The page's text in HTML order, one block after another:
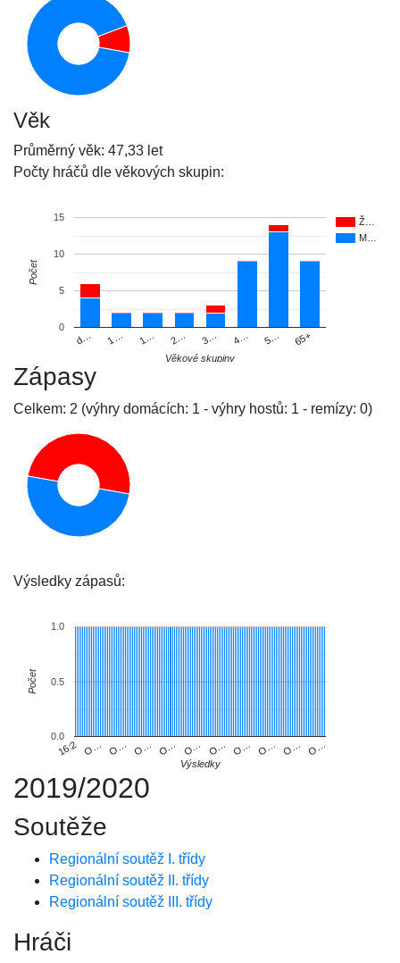
Věk
Průměrný věk: 47,33 let
Počty hráčů dle věkových skupin:
Ž…
M…
d… 1… 1… 2… 3… 4… 5… 65+
0
5
10
15
Věkové skupiny
Počet
Zápasy
Celkem: 2 (výhry domácích: 1 - výhry hostů: 1 - remízy: 0)
Výsledky zápasů:
16:2 O… O… O… O… O… O… O… O… O… O…
0.0
0.5
1.0
Výsledky
Počet
2019/2020
Soutěže
Regionální soutěž I. třídy
Regionální soutěž II. třídy
Regionální soutěž III. třídy
Hráči